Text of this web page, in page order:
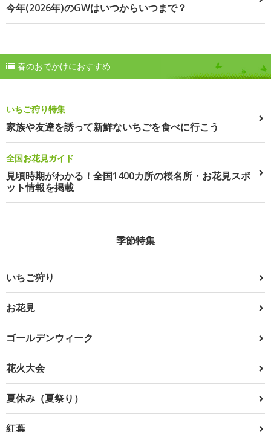
今年(2026年)のGWはいつからいつまで？
春のおでかけにおすすめ
いちご狩り特集
家族や友達を誘って新鮮ないちごを食べに行こう
全国お花見ガイド
見頃時期がわかる！全国1400カ所の桜名所・お花見スポ
ット情報を掲載
季節特集
いちご狩り
お花見
ゴールデンウィーク
花火大会
夏休み（夏祭り）
紅葉